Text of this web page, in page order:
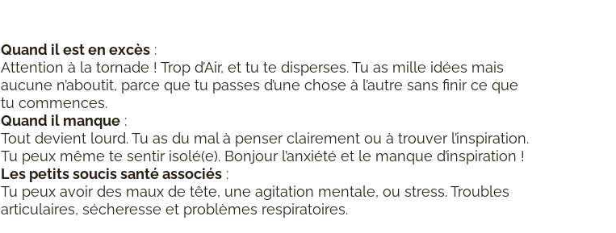
Quand il est en excès :
Attention à la tornade ! Trop d’Air, et tu te disperses. Tu as mille idées mais
aucune n’aboutit, parce que tu passes d’une chose à l’autre sans finir ce que
tu commences.
Quand il manque :
Tout devient lourd. Tu as du mal à penser clairement ou à trouver l’inspiration.
Tu peux même te sentir isolé(e). Bonjour l’anxiété et le manque d’inspiration !
Les petits soucis santé associés :
Tu peux avoir des maux de tête, une agitation mentale, ou stress. Troubles
articulaires, sécheresse et problèmes respiratoires.